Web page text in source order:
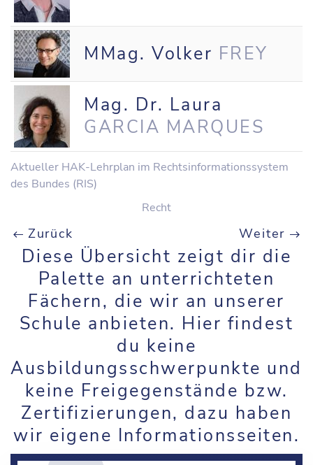
MMag. Volker FREY
Mag. Dr. Laura
GARCIA MARQUES
Aktueller HAK-Lehrplan im Rechtsinformationssystem
des Bundes (RIS)
Recht
Zurück Weiter
Diese Übersicht zeigt dir die
Palette an unterrichteten
Fächern, die wir an unserer
Schule anbieten. Hier findest
du keine
Ausbildungsschwerpunkte und
keine Freigegenstände bzw.
Zertifizierungen, dazu haben
wir eigene Informationsseiten.